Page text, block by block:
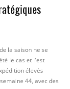
la saison ne se
le cas et l'est
élevés
44, avec des